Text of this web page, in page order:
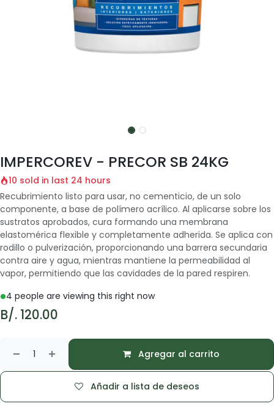
IMPERCOREV - PRECOR SB 24KG
10 sold in last 24 hours
Recubrimiento listo para usar, no cementicio, de un solo
componente, a base de polímero acrílico. Al aplicarse sobre los
sustratos aprobados, cura formando una membrana
elastomérica flexible y completamente adherida. Se aplica con
rodillo o pulverización, proporcionando una barrera secundaria
contra aire y agua, mientras mantiene la permeabilidad al
vapor, permitiendo que las cavidades de la pared respiren.
4 people are viewing this right now
B/. 120.00
Agregar al carrito
Añadir a lista de deseos